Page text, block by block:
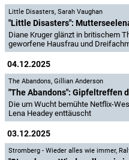
Little Disasters, Sarah Vaughan
"Little Disasters":
Diane Kruger glänzt in britischem
geworfene Hausfrau und
04.12.2025
The Abandons, Gillian Anderson
"The Abandons": Gipfeltreffen
Die um Wucht bemühte Netflix-
Lena Headey enttäuscht
03.12.2025
Stromberg - Wieder alles wie immer,